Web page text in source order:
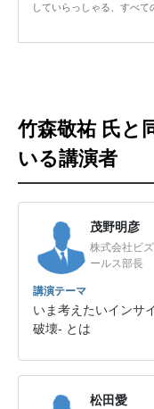
していらっしゃる、すべて
竹森敬祐 氏と
いる講演者
茂野明彦
株式会社ビ
ールス部長
講演テーマ
いま考えたいインサ
破壊- とは
松田愛